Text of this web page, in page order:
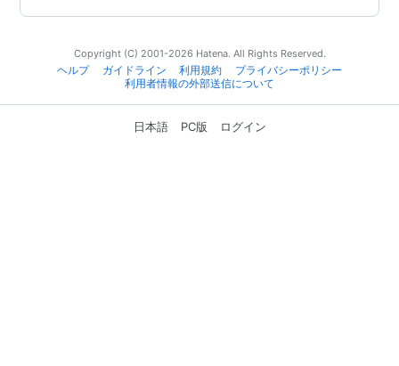
Copyright (C) 2001-2026 Hatena. All Rights Reserved.
ヘルプ
ガイドライン 利用規約
プライバシーポリシー
利用者情報の外部送信について
日本語 PC版 ログイン